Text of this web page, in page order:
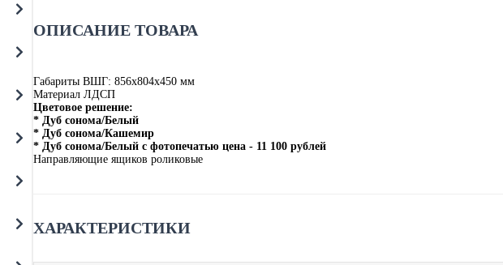
ОПИСАНИЕ ТОВАРА
Габариты ВШГ: 856х804х450 мм
Материал ЛДСП
Цветовое решение:
* Дуб сонома/Белый
* Дуб сонома/Кашемир
* Дуб сонома/Белый с фотопечатью цена - 11 100 рублей
Направляющие ящиков роликовые
ХАРАКТЕРИСТИКИ